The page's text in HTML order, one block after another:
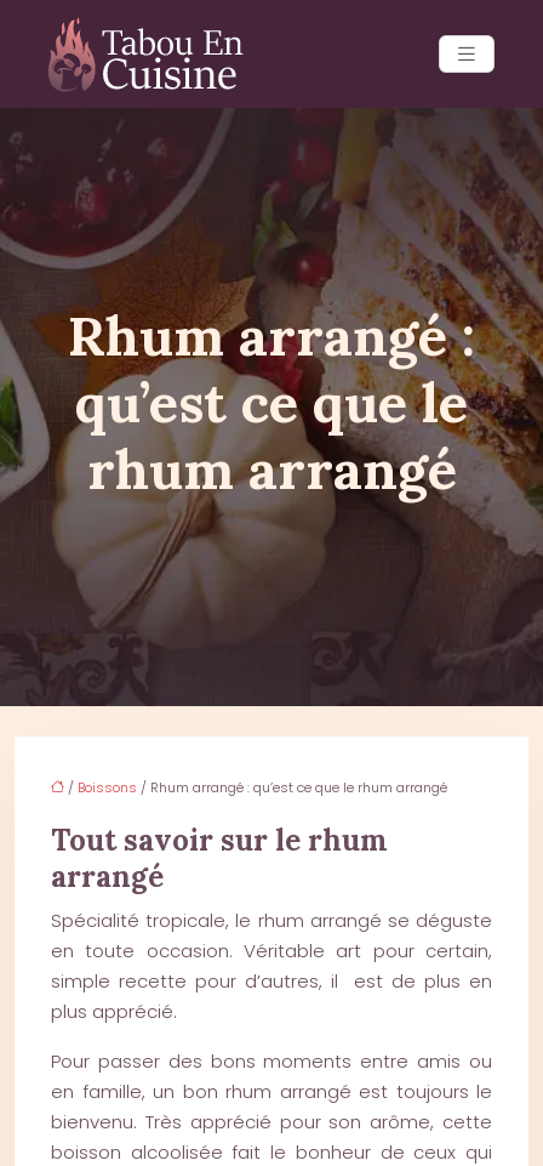
Rhum arrangé :
qu’est ce que le
rhum arrangé
/ Boissons / Rhum arrangé : qu’est ce que le rhum arrangé
Tout savoir sur le rhum
arrangé
Spécialité tropicale, le rhum arrangé se déguste
en toute occasion. Véritable art pour certain,
simple recette pour d’autres, il est de plus en
plus apprécié.
Pour passer des bons moments entre amis ou
en famille, un bon rhum arrangé est toujours le
bienvenu. Très apprécié pour son arôme, cette
boisson alcoolisée fait le bonheur de ceux qui